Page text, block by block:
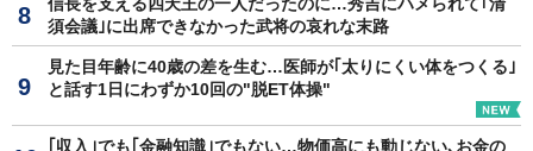
須会議｣に出席できなかった武将の哀れな末路
見た目年齢に40歳の差を生む…医師が｢太りにくい体をつくる｣
と話す1日にわずか10回の"脱ET体操"
｢収入｣でも｢金融知識｣でもない…物価高にも動じない､お金の